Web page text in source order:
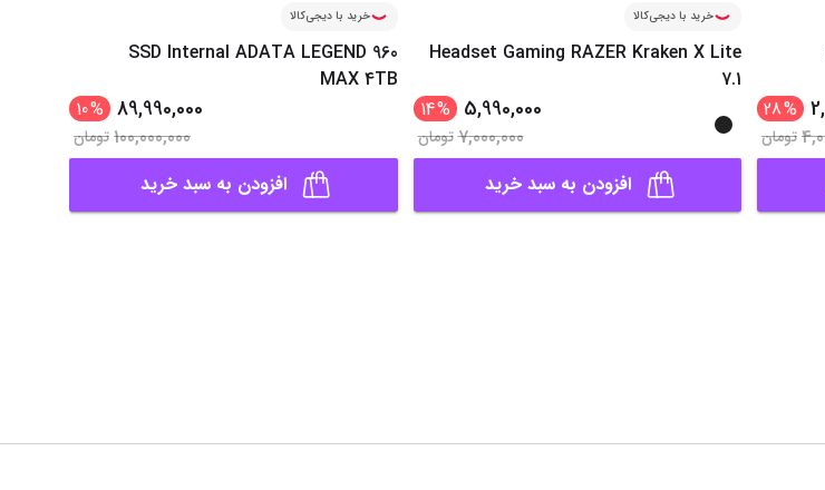
%
28
تومان
خرید با دیجی‌کالا
Headset Gaming RAZER Kraken X Lite
7.1
5,990,000
%
14
7,000,000تومان
افزودن به سبد خرید
خرید با دیجی‌کالا
SSD Internal ADATA LEGEND 960
MAX 4TB
89,990,000
%
10
100,000,000تومان
افزودن به سبد خرید